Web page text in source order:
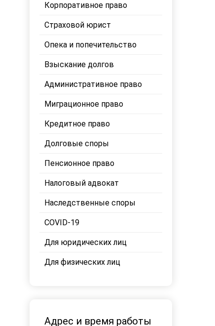
Корпоративное право
Страховой юрист
Опека и попечительство
Взыскание долгов
Административное право
Миграционное право
Кредитное право
Долговые споры
Пенсионное право
Налоговый адвокат
Наследственные споры
COVID-19
Для юридических лиц
Для физических лиц
Адрес и время работы